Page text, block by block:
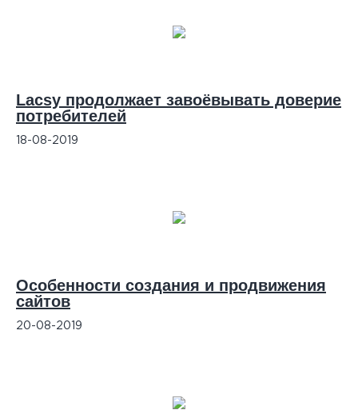
Lacsy продолжает завоёвывать доверие
потребителей
18-08-2019
Особенности создания и продвижения
сайтов
20-08-2019